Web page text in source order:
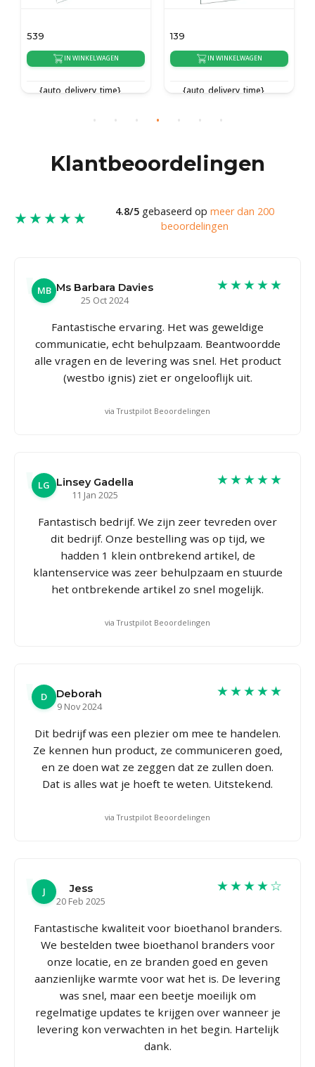
539
IN WINKELWAGEN
{auto_delivery_time}
139
IN WINKELWAGEN
{auto_delivery_time}
Klantbeoordelingen
★★★★★ 4.8/5gebaseerd op meer dan 200
beoordelingen
MB Ms Barbara Davies
25 Oct 2024
★★★★★
Fantastische ervaring. Het was geweldige
communicatie, echt behulpzaam. Beantwoordde
alle vragen en de levering was snel. Het product
(westbo ignis) ziet er ongelooflijk uit.
via Trustpilot Beoordelingen
LG
Linsey Gadella
11 Jan 2025
★★★★★
Fantastisch bedrijf. We zijn zeer tevreden over
dit bedrijf. Onze bestelling was op tijd, we
hadden 1 klein ontbrekend artikel, de
klantenservice was zeer behulpzaam en stuurde
het ontbrekende artikel zo snel mogelijk.
via Trustpilot Beoordelingen
D
Deborah
9 Nov 2024
★★★★★
Dit bedrijf was een plezier om mee te handelen.
Ze kennen hun product, ze communiceren goed,
en ze doen wat ze zeggen dat ze zullen doen.
Dat is alles wat je hoeft te weten. Uitstekend.
via Trustpilot Beoordelingen
J
Jess
20 Feb 2025
★★★★☆
Fantastische kwaliteit voor bioethanol branders.
We bestelden twee bioethanol branders voor
onze locatie, en ze branden goed en geven
aanzienlijke warmte voor wat het is. De levering
was snel, maar een beetje moeilijk om
regelmatige updates te krijgen over wanneer je
levering kon verwachten in het begin. Hartelijk
dank.